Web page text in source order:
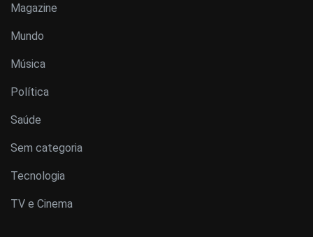
Magazine
Mundo
Música
Política
Saúde
Sem categoria
Tecnologia
TV e Cinema